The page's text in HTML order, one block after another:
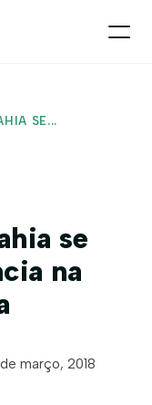
SE...
se
na
de março, 2018